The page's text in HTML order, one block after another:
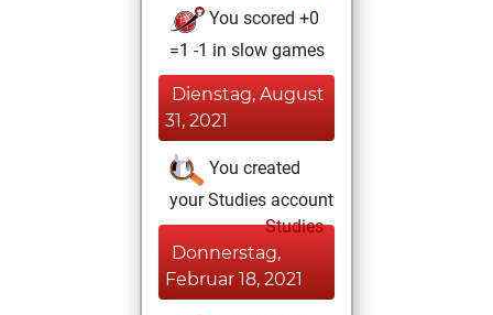
You scored +0
=1 -1 in slow games
Dienstag, August
31, 2021
You created
your Studies account
Studies
Donnerstag,
Februar 18, 2021